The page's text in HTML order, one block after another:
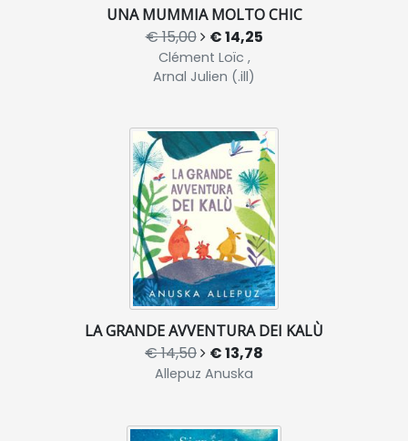
UNA MUMMIA MOLTO CHIC
€ 15,00 € 14,25
Clément Loïc ,
Arnal Julien (.ill)
LA GRANDE AVVENTURA DEI KALÙ
€ 14,50 € 13,78
Allepuz Anuska